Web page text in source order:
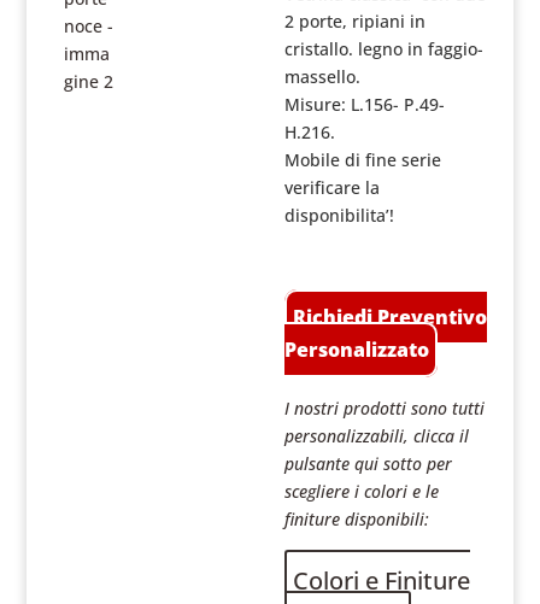
2 porte, ripiani in
cristallo. legno in faggio-
massello.
Misure: L.156- P.49-
H.216.
Mobile di fine serie
verificare la
disponibilita’!
Richiedi Preventivo
Personalizzato
I nostri prodotti sono tutti
personalizzabili, clicca il
pulsante qui sotto per
scegliere i colori e le
finiture disponibili:
Colori e Finiture